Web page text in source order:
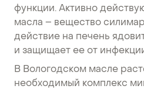
функции. Активно
масла – вещество
действие на печень
и защищает ее от
В Вологодском масле
необходимый комплекс